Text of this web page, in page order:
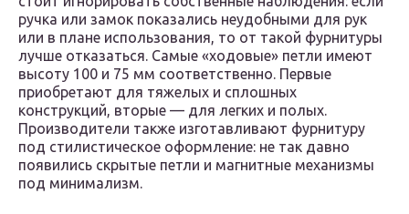
ручка или замок показались неудобными для рук
или в плане использования, то от такой фурнитуры
лучше отказаться. Самые «ходовые» петли имеют
высоту 100 и 75 мм соответственно. Первые
приобретают для тяжелых и сплошных
конструкций, вторые — для легких и полых.
Производители также изготавливают фурнитуру
под стилистическое оформление: не так давно
появились скрытые петли и магнитные механизмы
под минимализм.